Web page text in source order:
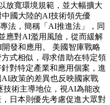
放寬環境規範，並大幅擴大
國大陸的AI技術領先優
法，簡稱「AI推進法」，同
應對AI濫用風險，從而緩解
發和應用。 美國智庫戰略
式相似，尋求借助在特定領
對特定產業和應用個案，進
政策的差異也反映國家戰
技術主導地位，視AI為能改
日本則優先考慮促進大眾對